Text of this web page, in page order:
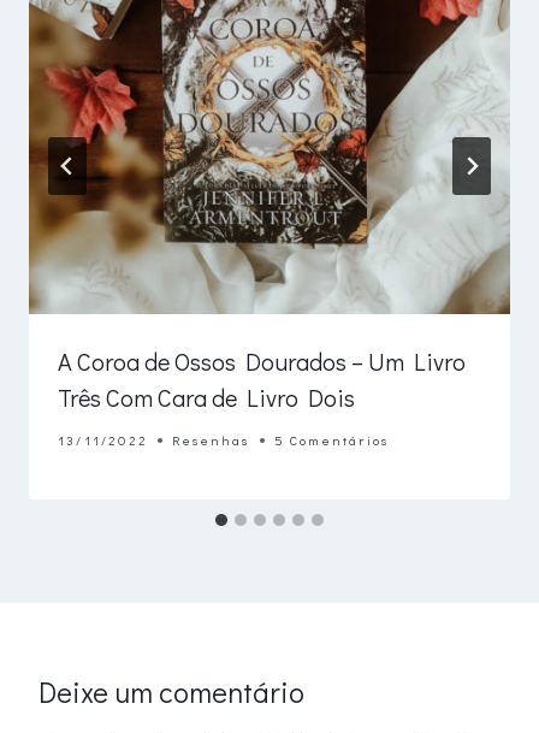
A Coroa de Ossos Dourados – Um Livro
Três Com Cara de Livro Dois
13/11/2022 Resenhas 5 Comentários
Deixe um comentário